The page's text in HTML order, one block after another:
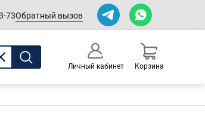
73Обратный вызов
Личный кабинет Корзина